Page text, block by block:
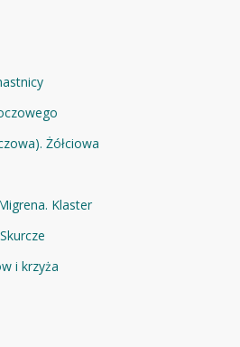
Żółciowa
Klaster
i krzyża